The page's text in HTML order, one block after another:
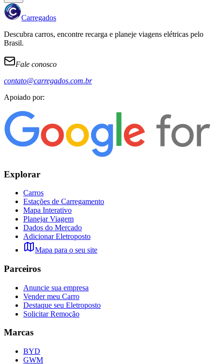
Carregados
Descubra carros, encontre recarga e planeje viagens elétricas pelo
Brasil.
Fale conosco
contato@carregados.com.br
Apoiado por:
Explorar
Carros
Estações de Carregamento
Mapa Interativo
Planejar Viagem
Dados do Mercado
Adicionar Eletroposto
Mapa para o seu site
Parceiros
Anuncie sua empresa
Vender meu Carro
Destaque seu Eletroposto
Solicitar Remoção
Marcas
BYD
GWM